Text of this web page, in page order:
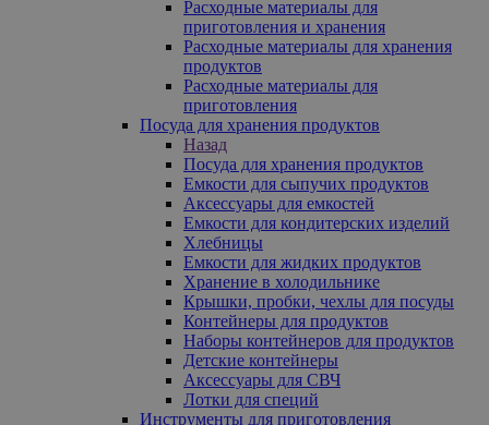
Расходные материалы для
приготовления и хранения
Расходные материалы для хранения
продуктов
Расходные материалы для
приготовления
Посуда для хранения продуктов
Назад
Посуда для хранения продуктов
Емкости для сыпучих продуктов
Аксессуары для емкостей
Емкости для кондитерских изделий
Хлебницы
Емкости для жидких продуктов
Хранение в холодильнике
Крышки, пробки, чехлы для посуды
Контейнеры для продуктов
Наборы контейнеров для продуктов
Детские контейнеры
Аксессуары для СВЧ
Лотки для специй
Инструменты для приготовления